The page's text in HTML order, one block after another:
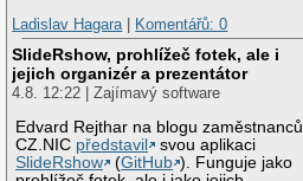
Ladislav Hagara | Komentářů: 0
SlideRshow, prohlížeč fotek, ale i
jejich organizér a prezentátor
4.8. 12:22 | Zajímavý software
Edvard Rejthar na blogu zaměstnanců
CZ.NIC představil
svou aplikaci
SlideRshow
(GitHub ). Funguje jako